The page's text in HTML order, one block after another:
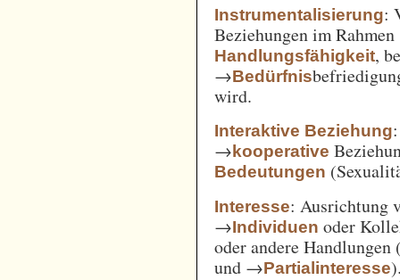
Instrumentalisierung:
Beziehungen im
Handlungsfähigkeit,
→Bedürfnis
wird.
Interaktive Beziehung
→kooperative
Bedeutungen
Interesse: Ausrichtung
→Individuen oder
oder andere
und →Partialinteresse